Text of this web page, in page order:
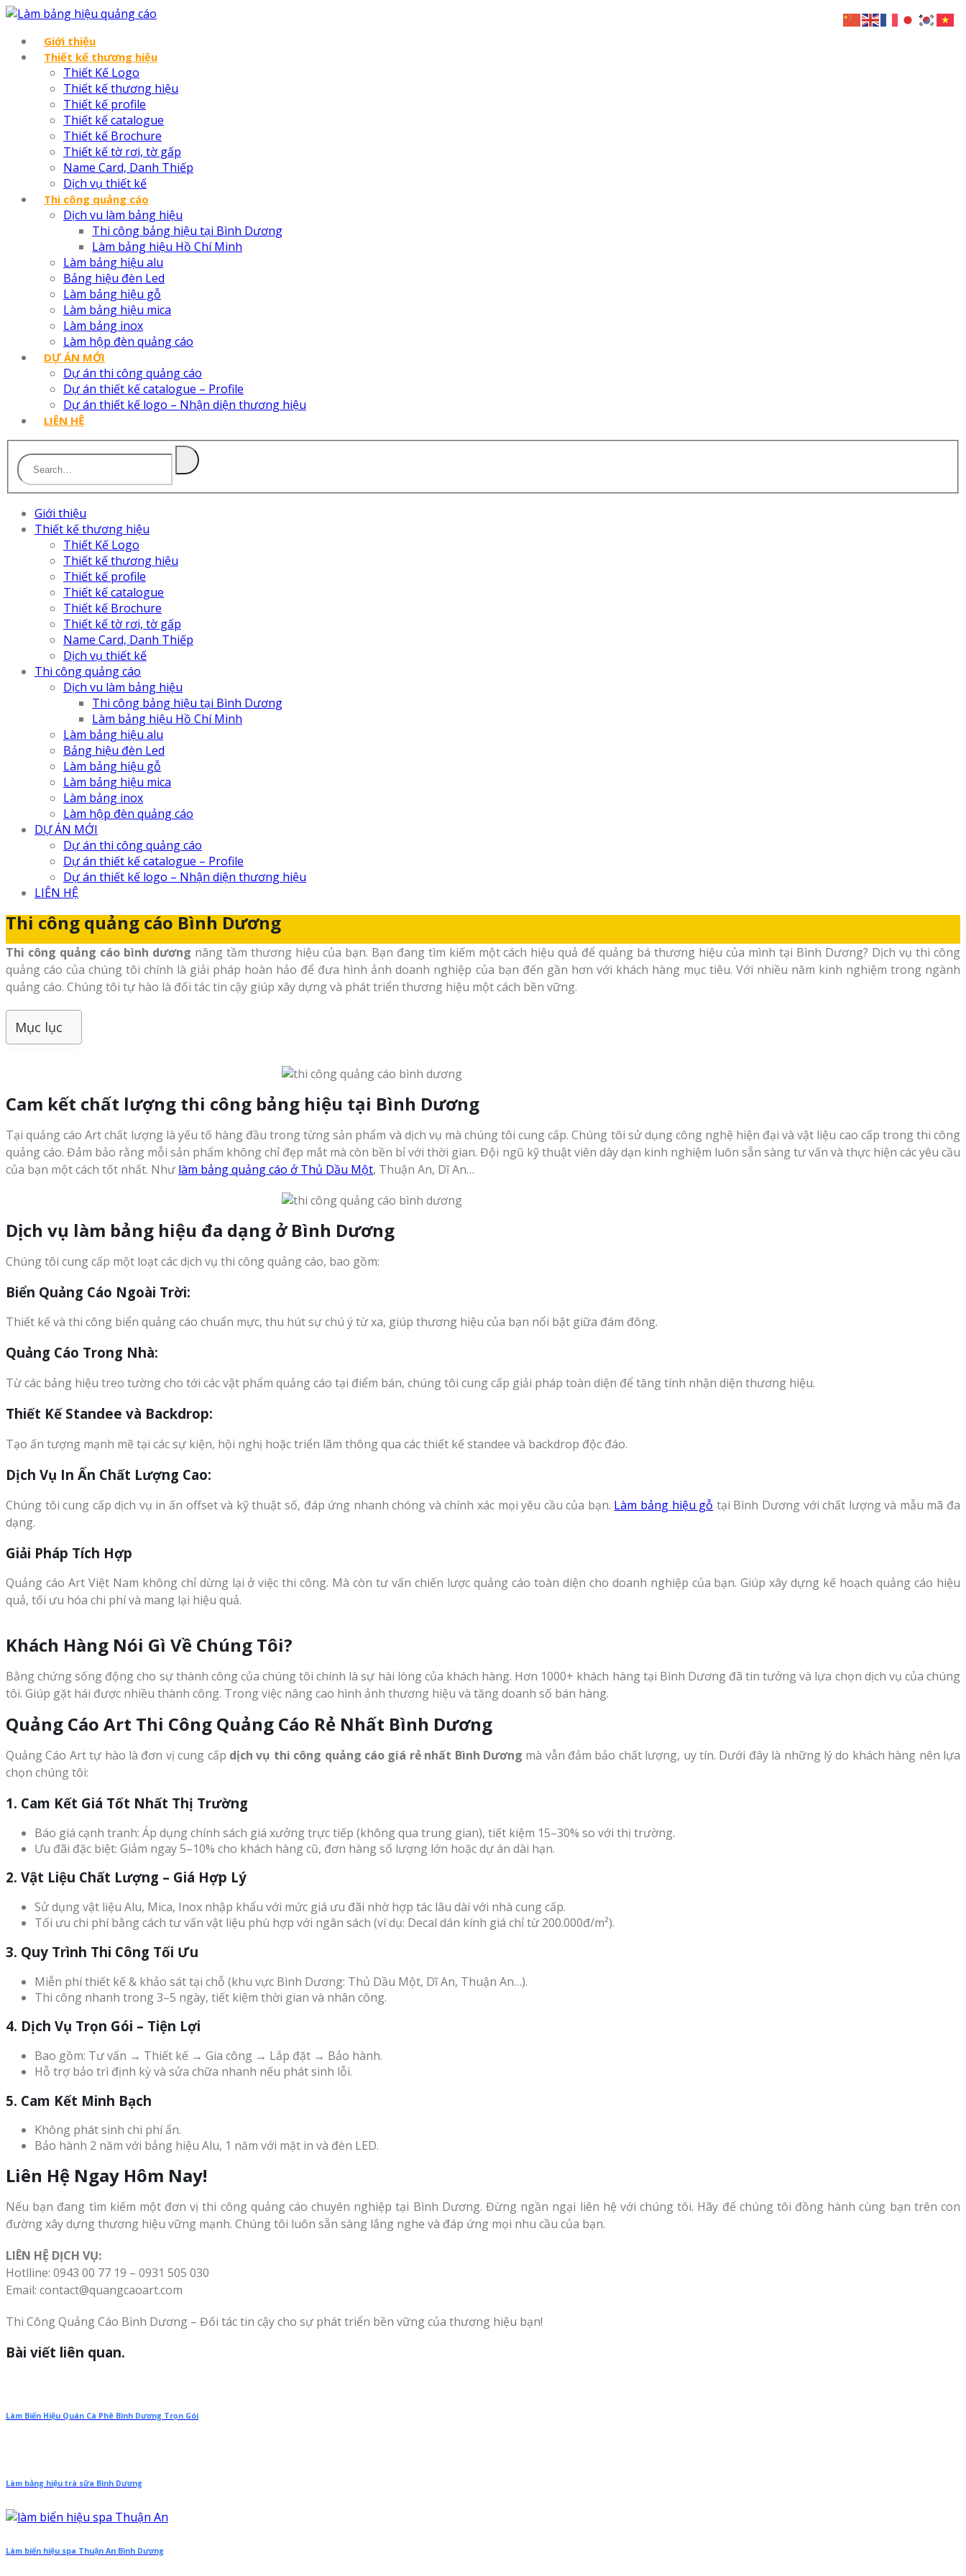
Giới thiệu
Thiết kế thương hiệu
Thiết Kế Logo
Thiết kế thương hiệu
Thiết kế profile
Thiết kế catalogue
Thiết kế Brochure
Thiết kế tờ rơi, tờ gấp
Name Card, Danh Thiếp
Dịch vụ thiết kế
Thi công quảng cáo
Dịch vu làm bảng hiệu
Thi công bảng hiệu tại Bình Dương
Làm bảng hiệu Hồ Chí Minh
Làm bảng hiệu alu
Bảng hiệu đèn Led
Làm bảng hiệu gỗ
Làm bảng hiệu mica
Làm bảng inox
Làm hộp đèn quảng cáo
DỰ ÁN MỚI
Dự án thi công quảng cáo
Dự án thiết kế catalogue – Profile
Dự án thiết kế logo – Nhận diện thương hiệu
LIÊN HỆ
Giới thiệu
Thiết kế thương hiệu
Thiết Kế Logo
Thiết kế thương hiệu
Thiết kế profile
Thiết kế catalogue
Thiết kế Brochure
Thiết kế tờ rơi, tờ gấp
Name Card, Danh Thiếp
Dịch vụ thiết kế
Thi công quảng cáo
Dịch vu làm bảng hiệu
Thi công bảng hiệu tại Bình Dương
Làm bảng hiệu Hồ Chí Minh
Làm bảng hiệu alu
Bảng hiệu đèn Led
Làm bảng hiệu gỗ
Làm bảng hiệu mica
Làm bảng inox
Làm hộp đèn quảng cáo
DỰ ÁN MỚI
Dự án thi công quảng cáo
Dự án thiết kế catalogue – Profile
Dự án thiết kế logo – Nhận diện thương hiệu
LIÊN HỆ
Thi công quảng cáo Bình Dương
Thi công quảng cáo bình dương nâng tầm thương hiệu của bạn. Bạn đang tìm kiếm một cách hiệu quả để quảng bá thương hiệu của mình tại Bình Dương? Dịch vụ thi công
quảng cáo của chúng tôi chính là giải pháp hoàn hảo để đưa hình ảnh doanh nghiệp của bạn đến gần hơn với khách hàng mục tiêu. Với nhiều năm kinh nghiệm trong ngành
quảng cáo. Chúng tôi tự hào là đối tác tin cậy giúp xây dựng và phát triển thương hiệu một cách bền vững.
Mục lục
Cam kết chất lượng thi công bảng hiệu tại Bình Dương
Tại quảng cáo Art chất lượng là yếu tố hàng đầu trong từng sản phẩm và dịch vụ mà chúng tôi cung cấp. Chúng tôi sử dụng công nghệ hiện đại và vật liệu cao cấp trong thi công
quảng cáo. Đảm bảo rằng mỗi sản phẩm không chỉ đẹp mắt mà còn bền bỉ với thời gian. Đội ngũ kỹ thuật viên dày dạn kinh nghiệm luôn sẵn sàng tư vấn và thực hiện các yêu cầu
của bạn một cách tốt nhất. Như làm bảng quảng cáo ở Thủ Dầu Một, Thuận An, Dĩ An…
Dịch vụ làm bảng hiệu đa dạng ở Bình Dương
Chúng tôi cung cấp một loạt các dịch vụ thi công quảng cáo, bao gồm:
Biển Quảng Cáo Ngoài Trời:
Thiết kế và thi công biển quảng cáo chuẩn mực, thu hút sự chú ý từ xa, giúp thương hiệu của bạn nổi bật giữa đám đông.
Quảng Cáo Trong Nhà:
Từ các bảng hiệu treo tường cho tới các vật phẩm quảng cáo tại điểm bán, chúng tôi cung cấp giải pháp toàn diện để tăng tính nhận diện thương hiệu.
Thiết Kế Standee và Backdrop:
Tạo ấn tượng mạnh mẽ tại các sự kiện, hội nghị hoặc triển lãm thông qua các thiết kế standee và backdrop độc đáo.
Dịch Vụ In Ấn Chất Lượng Cao:
Chúng tôi cung cấp dịch vụ in ấn offset và kỹ thuật số, đáp ứng nhanh chóng và chính xác mọi yêu cầu của bạn. Làm bảng hiệu gỗ tại Bình Dương với chất lượng và mẫu mã đa
dạng.
Giải Pháp Tích Hợp
Quảng cáo Art Việt Nam không chỉ dừng lại ở việc thi công. Mà còn tư vấn chiến lược quảng cáo toàn diện cho doanh nghiệp của bạn. Giúp xây dựng kế hoạch quảng cáo hiệu
quả, tối ưu hóa chi phí và mang lại hiệu quả.
Khách Hàng Nói Gì Về Chúng Tôi?
Bằng chứng sống động cho sự thành công của chúng tôi chính là sự hài lòng của khách hàng. Hơn 1000+ khách hàng tại Bình Dương đã tin tưởng và lựa chọn dịch vụ của chúng
tôi. Giúp gặt hái được nhiều thành công. Trong việc nâng cao hình ảnh thương hiệu và tăng doanh số bán hàng.
Quảng Cáo Art Thi Công Quảng Cáo Rẻ Nhất Bình Dương
Quảng Cáo Art tự hào là đơn vị cung cấp dịch vụ thi công quảng cáo giá rẻ nhất Bình Dương mà vẫn đảm bảo chất lượng, uy tín. Dưới đây là những lý do khách hàng nên lựa
chọn chúng tôi:
1. Cam Kết Giá Tốt Nhất Thị Trường
Báo giá cạnh tranh: Áp dụng chính sách giá xưởng trực tiếp (không qua trung gian), tiết kiệm 15–30% so với thị trường.
Ưu đãi đặc biệt: Giảm ngay 5–10% cho khách hàng cũ, đơn hàng số lượng lớn hoặc dự án dài hạn.
2. Vật Liệu Chất Lượng – Giá Hợp Lý
Sử dụng vật liệu Alu, Mica, Inox nhập khẩu với mức giá ưu đãi nhờ hợp tác lâu dài với nhà cung cấp.
Tối ưu chi phí bằng cách tư vấn vật liệu phù hợp với ngân sách (ví dụ: Decal dán kính giá chỉ từ 200.000đ/m²).
3. Quy Trình Thi Công Tối Ưu
Miễn phí thiết kế & khảo sát tại chỗ (khu vực Bình Dương: Thủ Dầu Một, Dĩ An, Thuận An…).
Thi công nhanh trong 3–5 ngày, tiết kiệm thời gian và nhân công.
4. Dịch Vụ Trọn Gói – Tiện Lợi
Bao gồm: Tư vấn → Thiết kế → Gia công → Lắp đặt → Bảo hành.
Hỗ trợ bảo trì định kỳ và sửa chữa nhanh nếu phát sinh lỗi.
5. Cam Kết Minh Bạch
Không phát sinh chi phí ẩn.
Bảo hành 2 năm với bảng hiệu Alu, 1 năm với mặt in và đèn LED.
Liên Hệ Ngay Hôm Nay!
Nếu bạn đang tìm kiếm một đơn vị thi công quảng cáo chuyên nghiệp tại Bình Dương. Đừng ngần ngại liên hệ với chúng tôi. Hãy để chúng tôi đồng hành cùng bạn trên con
đường xây dựng thương hiệu vững mạnh. Chúng tôi luôn sẵn sàng lắng nghe và đáp ứng mọi nhu cầu của bạn.
LIÊN HỆ DỊCH VỤ:
Hotlline: 0943 00 77 19 – 0931 505 030
Email: contact@quangcaoart.com
Thi Công Quảng Cáo Bình Dương – Đối tác tin cậy cho sự phát triển bền vững của thương hiệu bạn!
Bài viết liên quan.
Làm Biển Hiệu Quán Cà Phê Bình Dương Trọn Gói
Làm bảng hiệu trà sữa Bình Dương
Làm biển hiệu spa Thuận An Bình Dương